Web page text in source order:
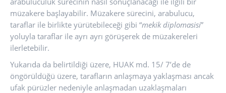
müzakere başlayabilir. Müzakere sürecini, arabulucu,
taraflar ile birlikte yürütebileceği gibi “mekik diplomasisi”
yoluyla taraflar ile ayrı ayrı görüşerek de müzakereleri
ilerletebilir.
Yukarıda da belirtildiği üzere, HUAK md. 15/ 7’de de
öngörüldüğü üzere, tarafların anlaşmaya yaklaşması ancak
ufak pürüzler nedeniyle anlaşmadan uzaklaşmaları